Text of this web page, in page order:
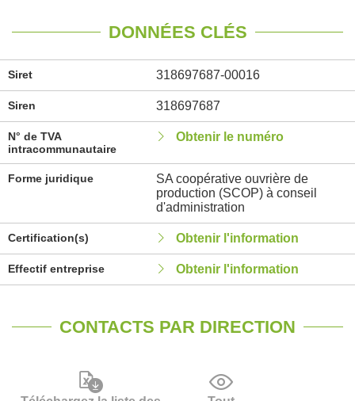
DONNÉES CLÉS
Siret 318697687-00016
Siren 318697687
N° de TVA
intracommunautaire
Obtenir le numéro
Forme juridique
SA coopérative ouvrière de
production (SCOP) à conseil
d'administration
Certification(s) Obtenir l'information
Effectif entreprise Obtenir l'information
CONTACTS PAR DIRECTION